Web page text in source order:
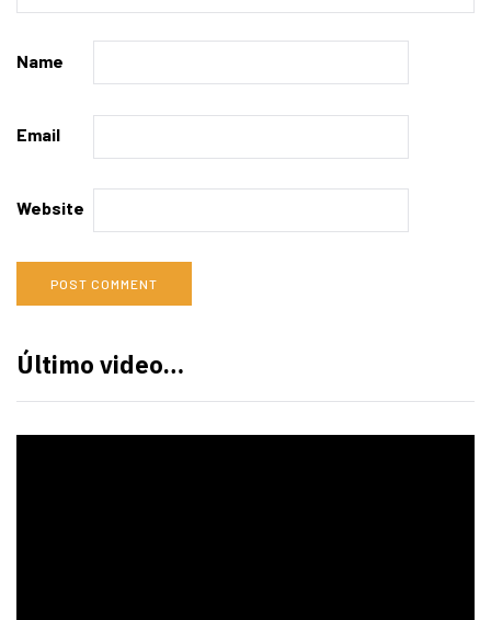
Name
Email
Website
Último video…